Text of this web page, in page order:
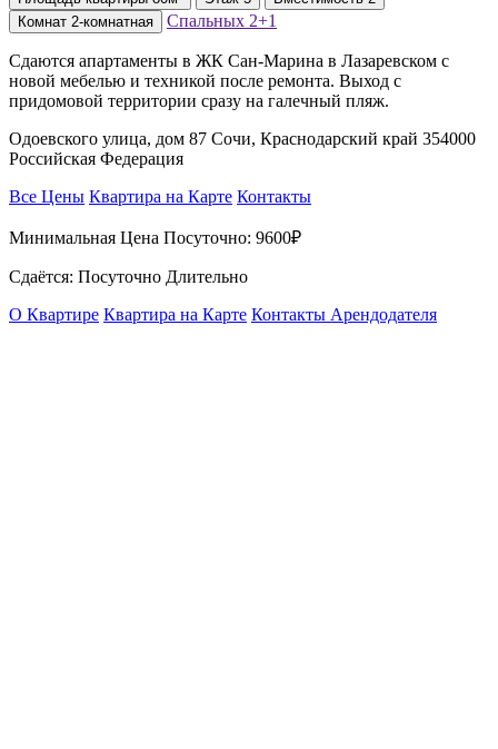
Комнат 2-комнатная Спальных 2+1
Сдаются апартаменты в ЖК Сан-Марина в Лазаревском с
новой мебелью и техникой после ремонта. Выход с
придомовой территории сразу на галечный пляж.
Одоевского улица, дом 87 Сочи, Краснодарский край 354000
Российская Федерация
Все Цены Квартира на Карте Контакты
Минимальная Цена Посуточно: 9600₽
Сдаётся: Посуточно Длительно
О Квартире Квартира на Карте Контакты Арендодателя